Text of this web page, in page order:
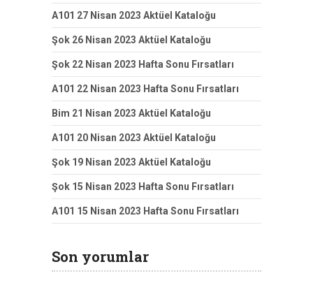
A101 27 Nisan 2023 Aktüel Kataloğu
Şok 26 Nisan 2023 Aktüel Kataloğu
Şok 22 Nisan 2023 Hafta Sonu Fırsatları
A101 22 Nisan 2023 Hafta Sonu Fırsatları
Bim 21 Nisan 2023 Aktüel Kataloğu
A101 20 Nisan 2023 Aktüel Kataloğu
Şok 19 Nisan 2023 Aktüel Kataloğu
Şok 15 Nisan 2023 Hafta Sonu Fırsatları
A101 15 Nisan 2023 Hafta Sonu Fırsatları
Son yorumlar